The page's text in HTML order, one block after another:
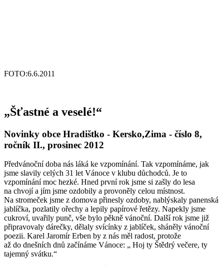
FOTO:6.6.2011
„Šťastné a veselé!“
Novinky obce Hradištko - Kersko,Zima - číslo 8,
ročník II., prosinec 2012
Předvánoční doba nás láká ke vzpomínání. Tak vzpomínáme, jak
jsme slavily celých 31 let Vánoce v klubu důchodců. Je to
vzpomínání moc hezké. Hned první rok jsme si zašly do lesa
na chvojí a jím jsme ozdobily a provoněly celou místnost.
Na stromeček jsme z domova přinesly ozdoby, nablýskaly panenská
jablíčka, pozlatily ořechy a lepily papírové řetězy. Napekly jsme
cukroví, uvařily punč, vše bylo pěkně vánoční. Další rok jsme již
připravovaly dárečky, dělaly svícínky z jablíček, sháněly vánoční
poezii. Karel Jaromír Erben by z nás měl radost, protože
až do dnešních dnů začínáme Vánoce: „ Hoj ty Štědrý večere, ty
tajemný svátku.“